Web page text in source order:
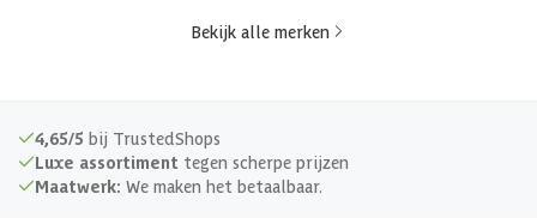
Bekijk alle merken
4,65/5 bij TrustedShops
Luxe assortiment tegen scherpe prijzen
Maatwerk: We maken het betaalbaar.